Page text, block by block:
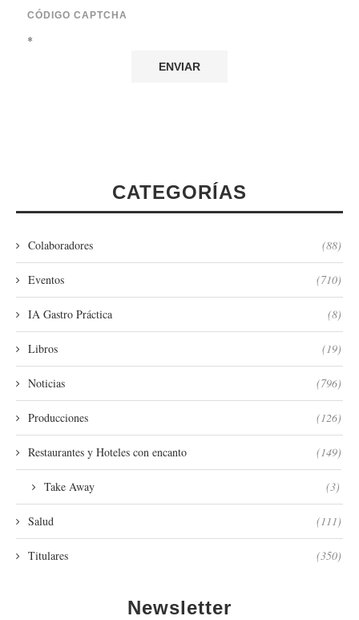
CÓDIGO CAPTCHA
*
CATEGORÍAS
Colaboradores (88)
Eventos (710)
IA Gastro Práctica (8)
Libros (19)
Noticias (796)
Producciones (126)
Restaurantes y Hoteles con encanto (149)
Take Away (3)
Salud (111)
Titulares (350)
Newsletter